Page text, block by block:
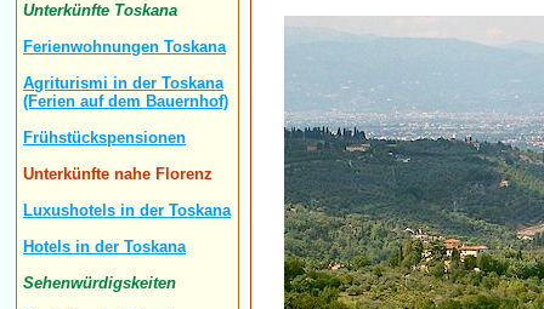
Unterkünfte Toskana
Ferienwohnungen Toskana
Agriturismi in der Toskana
(Ferien auf dem Bauernhof)
Frühstückspensionen
Unterkünfte nahe Florenz
Luxushotels in der Toskana
Hotels in der Toskana
Sehenwürdigskeiten